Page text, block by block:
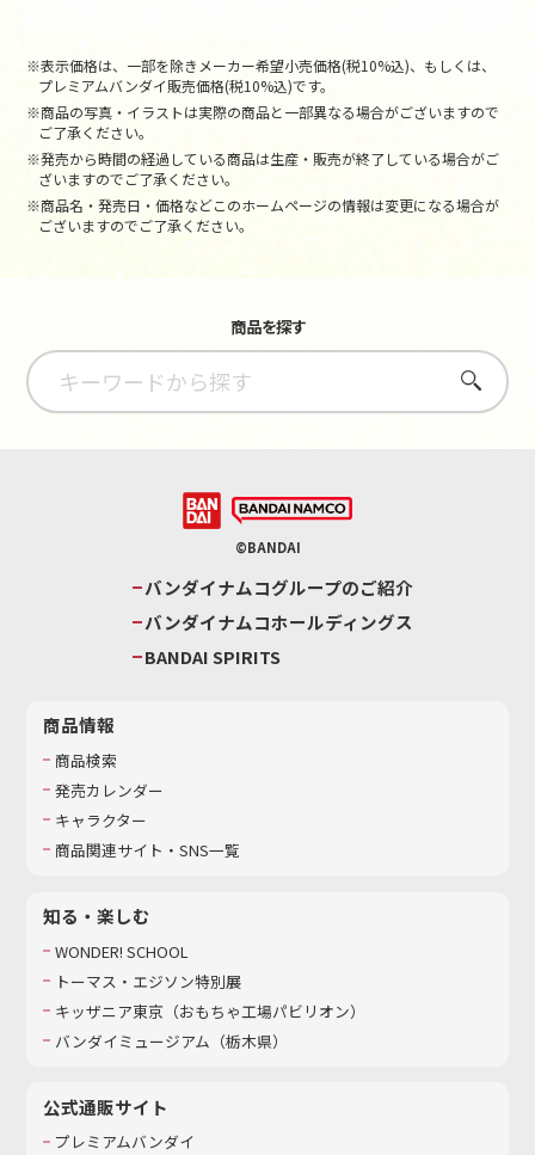
※表示価格は、一部を除きメーカー希望小売価格(税10%込)、もしくは、
プレミアムバンダイ販売価格(税10%込)です。
※商品の写真・イラストは実際の商品と一部異なる場合がございますので
ご了承ください。
※発売から時間の経過している商品は生産・販売が終了している場合がご
ざいますのでご了承ください。
※商品名・発売日・価格などこのホームページの情報は変更になる場合が
ございますのでご了承ください。
商品を探す
さがす
©BANDAI
バンダイナムコグループのご紹介
バンダイナムコホールディングス
BANDAI SPIRITS
商品情報
商品検索
発売カレンダー
キャラクター
商品関連サイト・SNS一覧
知る・楽しむ
WONDER! SCHOOL
トーマス・エジソン特別展
キッザニア東京（おもちゃ工場パビリオン）​
バンダイミュージアム（栃木県）
公式通販サイト
プレミアムバンダイ